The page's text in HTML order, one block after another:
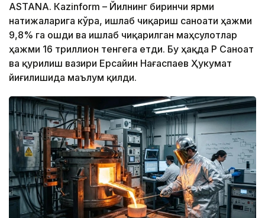
ASTANА. Кazinform – Йилнинг биринчи ярми
натижаларига кўра, ишлаб чиқариш саноати ҳажми
9,8% га ошди ва ишлаб чиқарилган маҳсулотлар
ҳажми 16 триллион тенгега етди. Бу ҳақда ҚР Саноат
ва қурилиш вазири Ерсайин Нағаспаев Ҳукумат
йиғилишида маълум қилди.